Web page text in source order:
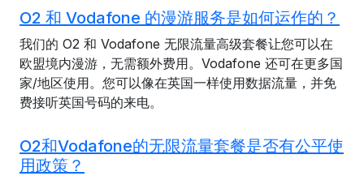
O2 和 Vodafone 的漫游服务是如何运作的？
我们的 O2 和 Vodafone 无限流量高级套餐让您可以在
欧盟境内漫游，无需额外费用。Vodafone 还可在更多国
家/地区使用。您可以像在英国一样使用数据流量，并免
费接听英国号码的来电。
O2和Vodafone的无限流量套餐是否有公平使
用政策？